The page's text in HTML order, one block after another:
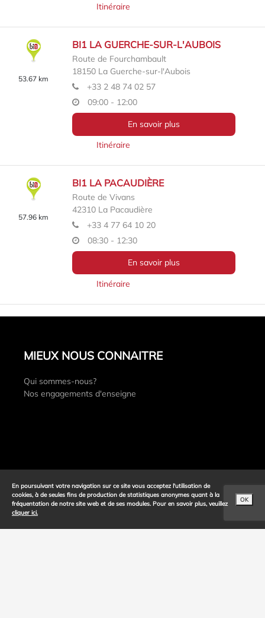
Itinéraire
53.67 km
BI1 LA GUERCHE-SUR-L'AUBOIS
Route de Fourchambault
18150 La Guerche-sur-l'Aubois
+33 2 48 74 02 57
09:00 - 12:00
En savoir plus
Itinéraire
57.96 km
BI1 LA PACAUDIÈRE
Route de Vivans
42310 La Pacaudière
+33 4 77 64 10 20
08:30 - 12:30
En savoir plus
Itinéraire
MIEUX NOUS CONNAITRE
Qui sommes-nous?
Nos engagements d'enseigne
En poursuivant votre navigation sur ce site vous acceptez l'utilisation de
cookies, à de seules fins de production de statistiques anonymes quant à la
fréquentation de notre site web et de ses modules. Pour en savoir plus, veuillez
cliquer ici.
OK